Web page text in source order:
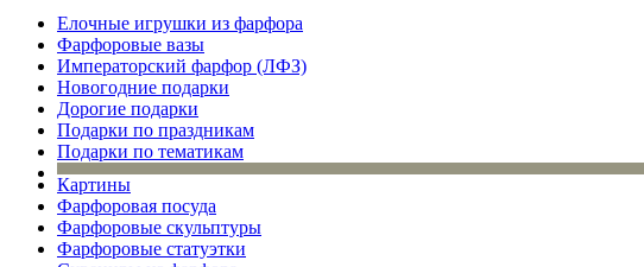
Елочные игрушки из фарфора
Фарфоровые вазы
Императорский фарфор (ЛФЗ)
Новогодние подарки
Дорогие подарки
Подарки по праздникам
Подарки по тематикам
Картины
Фарфоровая посуда
Фарфоровые скульптуры
Фарфоровые статуэтки